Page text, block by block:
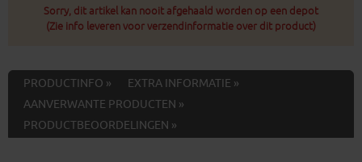
Sorry, dit artikel kan nooit afgehaald worden op een depot
(Zie info leveren voor verzendinformatie over dit product)
PRODUCTINFO »
EXTRA INFORMATIE »
AANVERWANTE PRODUCTEN »
PRODUCTBEOORDELINGEN »